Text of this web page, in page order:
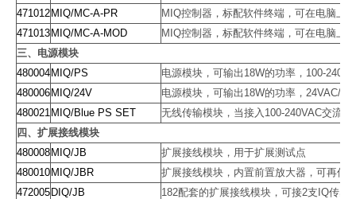
471012 MIQ/MC-A-PR MIQ控制器，标配软件终端，可在电脑上
471013 MIQ/MC-A-MOD MIQ控制器，标配软件终端，可在电脑上
三、电源模块
480004 MIQ/PS 电源模块，可输出 18W的功率， 100-
480006 MIQ/24V 电源模块，可输出 18W的功率， 24VAC/
480021 MIQ/Blue PS SET 无线传输模块，当接入 100-240VAC交流电
四、扩展接线模块
480008 MIQ/JB
扩展接线模块，用于扩展测试点
480010 MIQ/JBR
扩展接线模块，内置前置放大器，可再传
472005 DIQ/JB 182配套的扩展接线模块，可接2支 IQ传感